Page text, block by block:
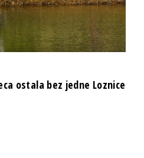
ostala bez jedne Loznice